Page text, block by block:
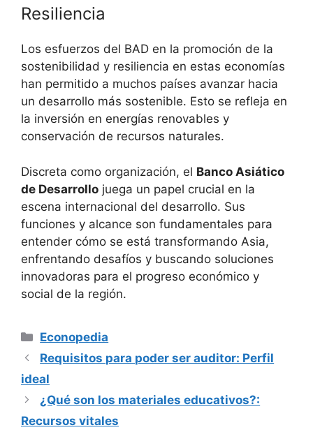
Resiliencia
Los esfuerzos del BAD en la promoción de la
sostenibilidad y resiliencia en estas economías
han permitido a muchos países avanzar hacia
un desarrollo más sostenible. Esto se refleja en
la inversión en energías renovables y
conservación de recursos naturales.
Discreta como organización, el Banco Asiático
de Desarrollo juega un papel crucial en la
escena internacional del desarrollo. Sus
funciones y alcance son fundamentales para
entender cómo se está transformando Asia,
enfrentando desafíos y buscando soluciones
innovadoras para el progreso económico y
social de la región.
Categorías
Econopedia
Requisitos para poder ser auditor: Perfil
ideal
¿Qué son los materiales educativos?:
Recursos vitales